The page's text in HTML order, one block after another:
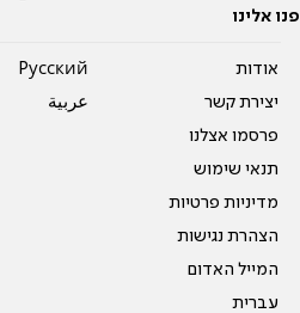
פנו אלינו
אודות
יצירת קשר
פרסמו אצלנו
תנאי שימוש
מדיניות פרטיות
הצהרת נגישות
המייל האדום
עברית
Pусский
عربية